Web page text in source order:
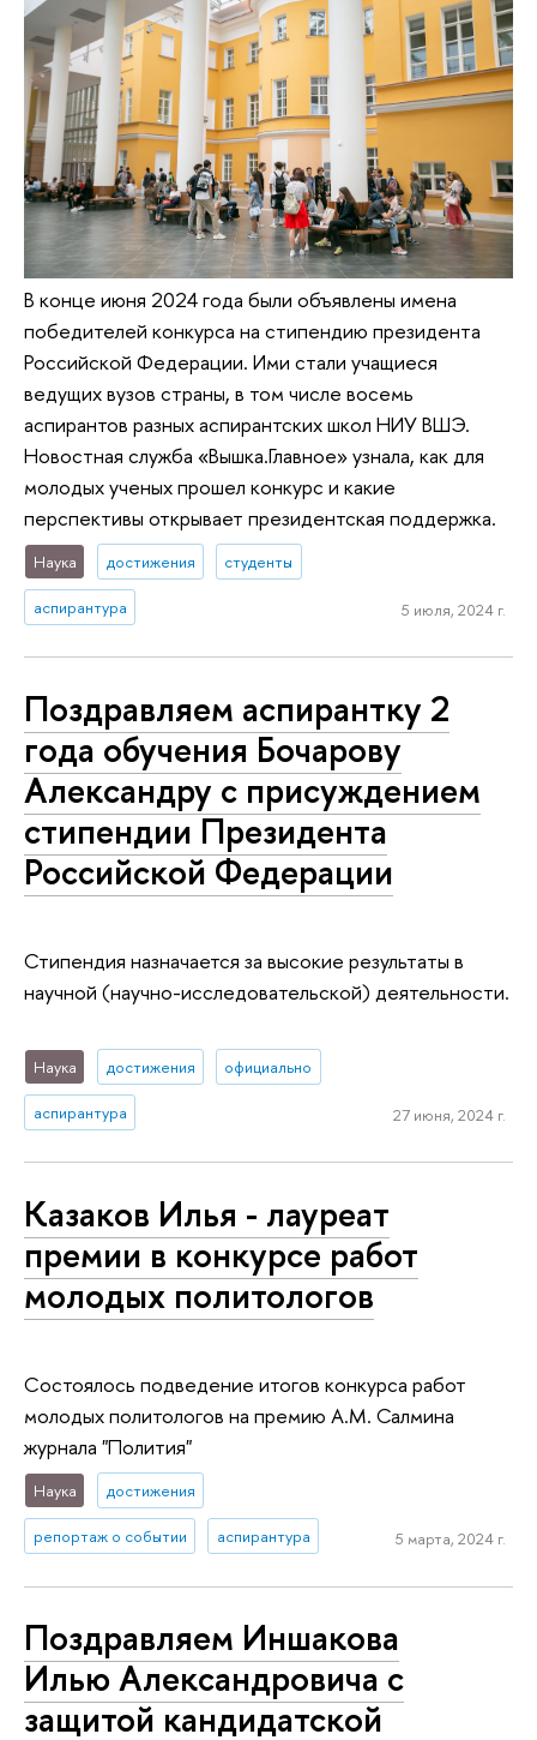
В конце июня 2024 года были объявлены имена
победителей конкурса на стипендию президента
Российской Федерации. Ими стали учащиеся
ведущих вузов страны, в том числе восемь
аспирантов разных аспирантских школ НИУ ВШЭ.
Новостная служба «Вышка.Главное» узнала, как для
молодых ученых прошел конкурс и какие
перспективы открывает президентская поддержка.
Наука достижения студенты
аспирантура 5 июля, 2024 г.
Поздравляем аспирантку 2
года обучения Бочарову
Александру с присуждением
стипендии Президента
Российской Федерации
Стипендия назначается за высокие результаты в
научной (научно-исследовательской) деятельности.
Наука достижения официально
аспирантура 27 июня, 2024 г.
Казаков Илья - лауреат
премии в конкурсе работ
молодых политологов
Состоялось подведение итогов конкурса работ
молодых политологов на премию А.М. Салмина
журнала "Полития"
Наука достижения
репортаж о событии аспирантура 5 марта, 2024 г.
Поздравляем Иншакова
Илью Александровича с
защитой кандидатской